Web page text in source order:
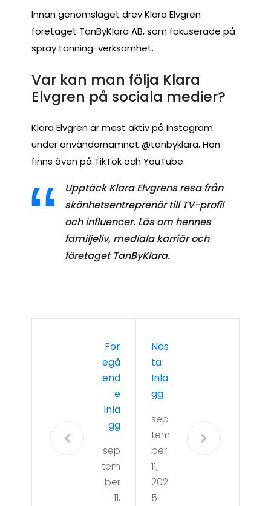
Innan genomslaget drev Klara Elvgren
företaget TanByKlara AB, som fokuserade på
spray tanning-verksamhet.
Var kan man följa Klara
Elvgren på sociala medier?
Klara Elvgren är mest aktiv på Instagram
under användarnamnet @tanbyklara. Hon
finns även på TikTok och YouTube.
Upptäck Klara Elvgrens resa från
skönhetsentreprenör till TV-profil
och influencer. Läs om hennes
familjeliv, mediala karriär och
företaget TanByKlara.
För
Egå
End
E
Inlä
Gg
sep
tem
ber
11,
Näs
Ta
Inlä
Gg
sep
tem
ber
11,
202
5